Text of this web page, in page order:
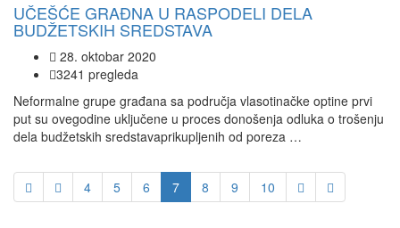
UČEŠĆE GRAĐNA U RASPODELI DELA
BUDŽETSKIH SREDSTAVA
28. oktobar 2020
3241 pregleda
Neformalne grupe građana sa područja vlasotinačke optine prvi
put su ovegodine uključene u proces donošenja odluka o trošenju
dela budžetskih sredstavaprikupljenih od poreza …
4 5 6 7 8 9 10